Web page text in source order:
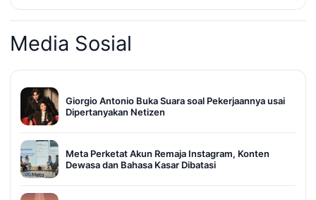
Media Sosial
Giorgio Antonio Buka Suara soal Pekerjaannya usai
Dipertanyakan Netizen
Meta Perketat Akun Remaja Instagram, Konten
Dewasa dan Bahasa Kasar Dibatasi